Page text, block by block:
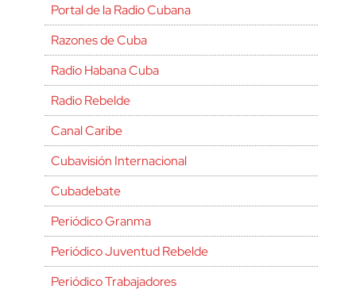
Portal de la Radio Cubana
Razones de Cuba
Radio Habana Cuba
Radio Rebelde
Canal Caribe
Cubavisión Internacional
Cubadebate
Periódico Granma
Periódico Juventud Rebelde
Periódico Trabajadores